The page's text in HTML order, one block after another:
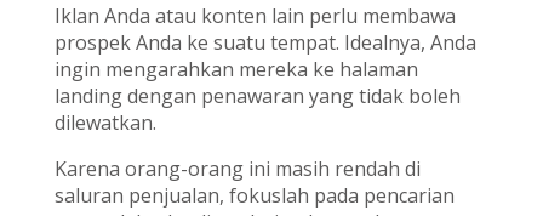
Iklan Anda atau konten lain perlu membawa
prospek Anda ke suatu tempat. Idealnya, Anda
ingin mengarahkan mereka ke halaman
landing dengan penawaran yang tidak boleh
dilewatkan.
Karena orang-orang ini masih rendah di
saluran penjualan, fokuslah pada pencarian